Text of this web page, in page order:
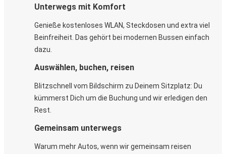
Unterwegs mit Komfort
Genieße kostenloses WLAN, Steckdosen und extra viel
Beinfreiheit. Das gehört bei modernen Bussen einfach
dazu.
Auswählen, buchen, reisen
Blitzschnell vom Bildschirm zu Deinem Sitzplatz: Du
kümmerst Dich um die Buchung und wir erledigen den
Rest.
Gemeinsam unterwegs
Warum mehr Autos, wenn wir gemeinsam reisen